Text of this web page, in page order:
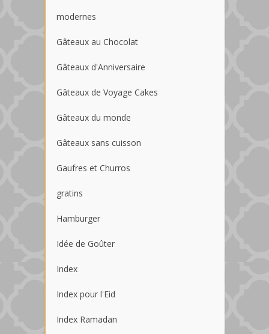
modernes
Gâteaux au Chocolat
Gâteaux d'Anniversaire
Gâteaux de Voyage Cakes
Gâteaux du monde
Gâteaux sans cuisson
Gaufres et Churros
gratins
Hamburger
Idée de Goûter
Index
Index pour l'Eid
Index Ramadan